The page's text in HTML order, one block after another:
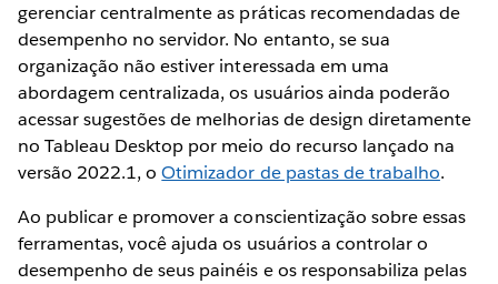
gerenciar centralmente as práticas recomendadas de
desempenho no servidor. No entanto, se sua
organização não estiver interessada em uma
abordagem centralizada, os usuários ainda poderão
acessar sugestões de melhorias de design diretamente
no Tableau Desktop por meio do recurso lançado na
versão 2022.1, oOtimizador de pastas de trabalho.
Ao publicar e promover a conscientização sobre essas
ferramentas, você ajuda os usuários a controlar o
desempenho de seus painéis e os responsabiliza pelas